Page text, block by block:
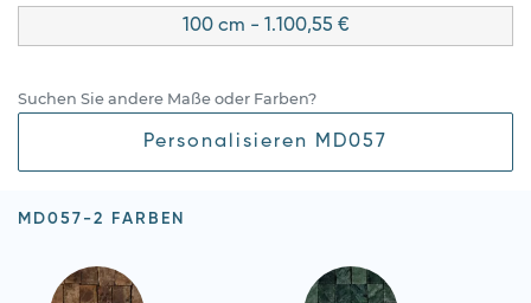
100 cm - 1.100,55 €
Suchen Sie andere Maße oder Farben?
Personalisieren MD057
MD057-2 FARBEN